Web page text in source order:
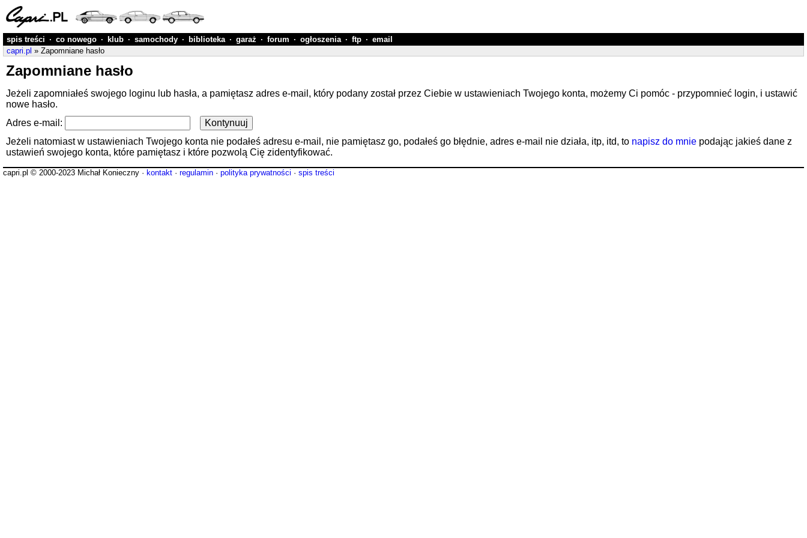
spis treści · co nowego · klub · samochody · biblioteka · garaż · forum · ogłoszenia · ftp · email
capri.pl » Zapomniane hasło
Zapomniane hasło
Jeżeli zapomniałeś swojego loginu lub hasła, a pamiętasz adres e-mail, który podany został przez Ciebie w ustawieniach Twojego konta, możemy Ci pomóc - przypomnieć login, i ustawić
nowe hasło.
Adres e-mail:
Jeżeli natomiast w ustawieniach Twojego konta nie podałeś adresu e-mail, nie pamiętasz go, podałeś go błędnie, adres e-mail nie działa, itp, itd, to napisz do mnie podając jakieś dane z
ustawień swojego konta, które pamiętasz i które pozwolą Cię zidentyfikować.
capri.pl © 2000-2023 Michał Konieczny · kontakt · regulamin · polityka prywatności · spis treści